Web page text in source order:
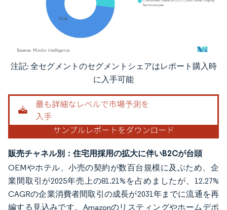
画像 © Mordor Intelligence。再利用にはCC BY 4.0の表示が必要です。
注記: 全セグメントのセグメントシェアはレポート購入時
に入手可能
販売チャネル別：住宅用採用の拡大に伴いB2Cが台頭
OEMやホテル、小売の契約が数百台規模に及ぶため、企
業間取引が2025年売上の81.21%を占めましたが、12.27%
CAGRの企業消費者間取引の成長が2031年までに流通を再
編する見込みです。Amazonのリスティングやホームデポ